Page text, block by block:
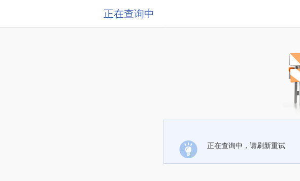
正在查询中
正在查询中，请刷新重试